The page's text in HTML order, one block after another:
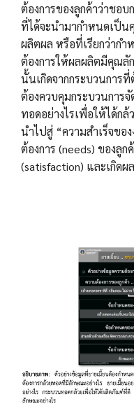
ต้องการของลูกค้าว่าชอ
ที่ได้จะนำมากำหนดเป็
ผลิตผล หรือที่เรียกว่าก
ต้องการให้ผลผลิตมีคุณลั
นั้นเกิดจากกระบวนการ
ต้องควบคุมกระบวนการ
ทอดอย่างไรเพื่อให้ได้ก
นำไปสู่ “ความสำเร็จขอ
ต้องการ (needs) ของลู
(satisfaction) และเกิด